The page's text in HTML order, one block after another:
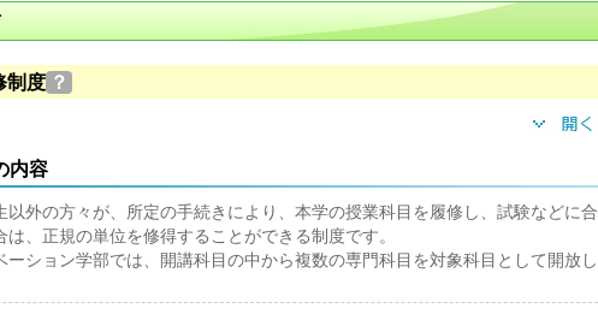
制度 ？
内容
以外の方々が、所定の手続きにより、本学の授業科目を履修し、試験などに合
は、正規の単位を修得することができる制度です。
ーション学部では、開講科目の中から複数の専門科目を対象科目として開放し